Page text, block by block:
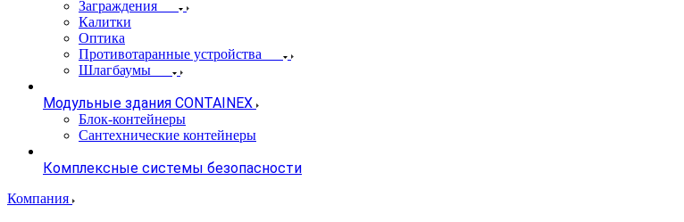
Заграждения
Калитки
Оптика
Противотаранные устройства
Шлагбаумы
Модульные здания CONTAINEX
Блок-контейнеры
Сантехнические контейнеры
Комплексные системы безопасности
Компания